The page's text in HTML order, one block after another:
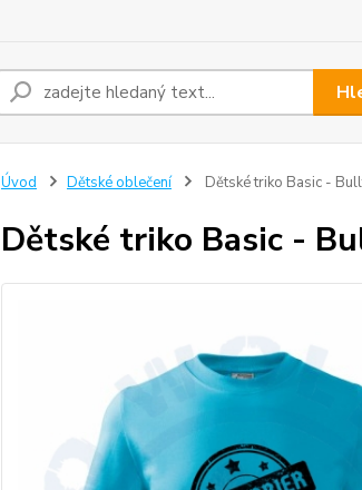
Úvod Dětské oblečení Dětské triko Basic -
Dětské triko Basic -